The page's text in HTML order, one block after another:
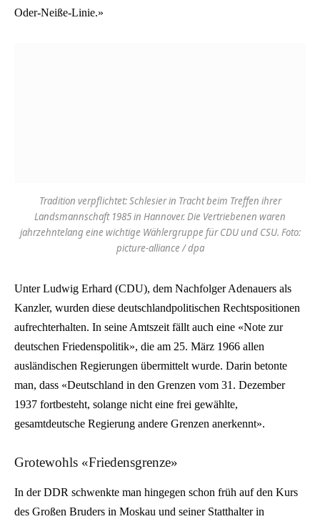
Oder-Neiße-Linie.»
Tradition verpflichtet: Schlesier in Tracht beim Treffen ihrer
Landsmannschaft 1985 in Hannover. Die Vertriebenen waren
jahrzehntelang eine wichtige Wählergruppe für CDU und CSU. Foto:
picture-alliance / dpa
Unter Ludwig Erhard (CDU), dem Nachfolger Adenauers als
Kanzler, wurden diese deutschlandpolitischen Rechtspositionen
aufrechterhalten. In seine Amtszeit fällt auch eine «Note zur
deutschen Friedenspolitik», die am 25. März 1966 allen
ausländischen Regierungen übermittelt wurde. Darin betonte
man, dass «Deutschland in den Grenzen vom 31. Dezember
1937 fortbesteht, solange nicht eine frei gewählte,
gesamtdeutsche Regierung andere Grenzen anerkennt».
Grotewohls «Friedensgrenze»
In der DDR schwenkte man hingegen schon früh auf den Kurs
des Großen Bruders in Moskau und seiner Statthalter in